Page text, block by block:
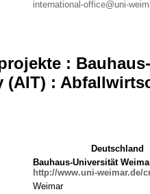
international-office@uni-
:
(AIT) :
Deutschland
Bauhaus-Universität
http://www.uni-weimar.de/
Weimar